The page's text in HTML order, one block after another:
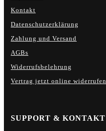
Kontakt
Datenschutzerklärung
Zahlung und Versand
AGBs
Widerrufsbelehrung
Vertrag jetzt online widerrufen
SUPPORT & KONTAKT